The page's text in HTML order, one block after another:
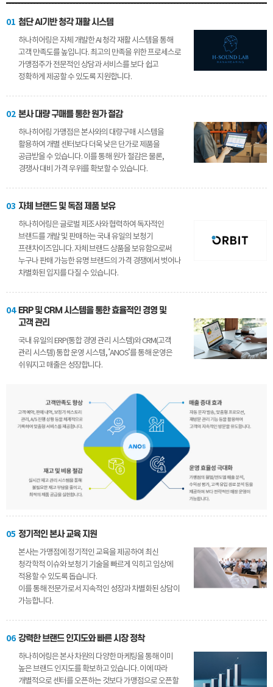
01 첨단 AI기반 청각 재활 시스템
하나히어링은 자체 개발한 AI 청각 재활 시스템을 통해
고객 만족도를 높입니다. 최고의 만족을 위한 프로세스로
가맹점주가 전문적인 상담과 서비스를 보다 쉽고
정확하게 제공할 수 있도록 지원합니다.
02 본사 대량 구매를 통한 원가 절감
하나히어링 가맹점은 본사와의 대량구매 시스템을
활용하여 개별 센터보다 더욱 낮은 단가로 제품을
공급받을 수 있습니다. 이를 통해 원가 절감은 물론,
경쟁사 대비 가격 우위를 확보할 수 있습니다.
03 자체 브랜드 및 독점 제품 보유
하나히어링은 글로벌 제조사와 협력하여 독자적인
브랜드를 개발 및 판매하는 국내 유일의 보청기
프랜차이즈입니다. 자체 브랜드 상품을 보유함으로써
누구나 판매 가능한 유명 브랜드의 가격 경쟁에서 벗어나
차별화된 입지를 다질 수 있습니다.
04 ERP 및 CRM 시스템을 통한 효율적인 경영 및
고객 관리
국내 유일의 ERP(통합 경영 관리 시스템)와 CRM(고객
관리 시스템) 통합 운영 시스템, ‘ANOS’를 통해 운영은
쉬워지고 매출은 성장합니다.
05 정기적인 본사 교육 지원
본사는 가맹점에 정기적인 교육을 제공하여 최신
청각학적 이슈와 보청기 기술을 빠르게 익히고 임상에
적용할 수 있도록 돕습니다.
이를 통해 전문가로서 지속적인 성장과 차별화된 상담이
가능합니다.
06 강력한 브랜드 인지도와 빠른 시장 정착
하나히어링은 본사 차원의 다양한 마케팅을 통해 이미
높은 브랜드 인지도를 확보하고 있습니다. 이에 따라
개별적으로 센터를 오픈하는 것보다 가맹점으로 오픈할